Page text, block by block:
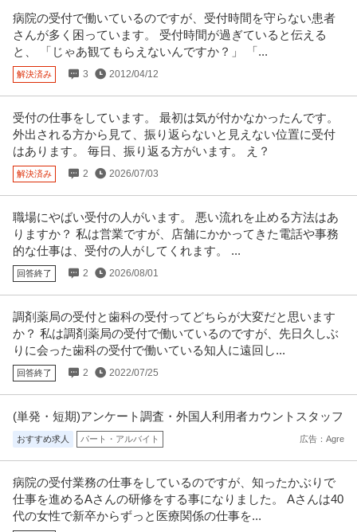
病院の受付で働いているのですが、受付時間を守らない患者
さんが多く困っています。 受付時間が過ぎていると伝える
と、 「じゃあ観てもらえないんですか？」 「...
解決済み 3 2012/04/12
受付の仕事をしています。 最初は気が付かなかったんです。
外出される方から見て、振り返らないと見えない位置に受付
はあります。 毎日、振り返る方がいます。 え？
解決済み 2 2026/07/03
職場にやばい受付の人がいます。 悪い流れを止める方法はあ
りますか？ 私は営業ですが、店舗にかかってきた電話や事務
的な仕事は、受付の人がしてくれます。 ...
回答終了 2 2026/08/01
調剤薬局の受付と歯科の受付ってどちらが大変だと思います
か？ 私は調剤薬局の受付で働いているのですが、先日久しぶ
りに会った歯科の受付で働いている知人に遠回し...
回答終了 2 2022/07/25
(単発・短期)アンケート調査・外国人利用者カウントスタッフ
おすすめ求人 パート・アルバイト 広告：Agre
病院の受付業務の仕事をしているのですが、知ったかぶりで
仕事を進めるAさんの研修をする事になりました。 Aさんは40
代の女性で新卒からずっと医療関係の仕事を...